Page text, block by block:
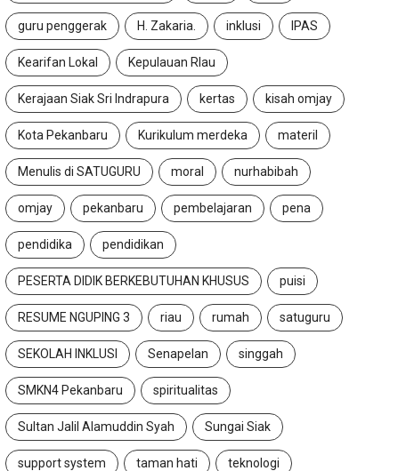
LIVING WITH TECHNOLOGY
Generasi Cerdas Itu Tertib di
Jalan
Mei 21, 2026
Dari Bima ke
Muhammad Zian...
Maret 11, 2026
guru penggerak H. Zakaria. inklusi IPAS
Kearifan Lokal Kepulauan RIau
Kerajaan Siak Sri Indrapura kertas kisah omjay
Kota Pekanbaru Kurikulum merdeka materil
Menulis di SATUGURU moral nurhabibah
omjay pekanbaru pembelajaran pena
pendidika pendidikan
PESERTA DIDIK BERKEBUTUHAN KHUSUS puisi
RESUME NGUPING 3 riau rumah satuguru
SEKOLAH INKLUSI Senapelan singgah
SMKN4 Pekanbaru spiritualitas
Sultan Jalil Alamuddin Syah Sungai Siak
support system taman hati teknologi